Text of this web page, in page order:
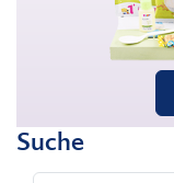
Suche